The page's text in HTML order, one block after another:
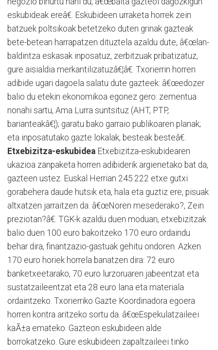
eskubideak ereâ€. Eskubideen urraketa horrek zein
batzuek poltsikoak betetzeko duten grinak gazteak
bete-betean harrapatzen dituztela azaldu dute, â€œlan-
baldintza eskasak inposatuz, zerbitzuak pribatizatuz,
gure aisialdia merkantilizatuzâ€¦â€. Txorierrin horren
adibide ugari dagoela salatu dute gazteek: â€œedozer
balio du etekin ekonomikoa egonez gero: zementua
nonahi sartu, Ama Lurra suntsituz (AHT, PTP,
barianteakâ€¦); garatu bako garraio publikoaren planak;
eta inposatutako gazte lokalak, besteak besteâ€.
Etxebizitza-eskubidea Etxebizitza-eskubidearen
ukazioa zanpaketa horren adibiderik argienetako bat da,
gazteen ustez. Euskal Herrian 245.222 etxe gutxi
gorabehera daude hutsik eta, hala eta guztiz ere, pisuak
altxatzen jarraitzen da. â€œNoren mesederako?, Zein
preziotan?â€. TGK-k azaldu duen moduan, etxebizitzak
balio duen 100 euro bakoitzeko 170 euro ordaindu
behar dira, finantzazio-gastuak gehitu ondoren. Azken
170 euro horiek horrela banatzen dira: 72 euro
banketxeetarako, 70 euro lurzoruaren jabeentzat eta
sustatzaileentzat eta 28 euro lana eta materiala
ordaintzeko. Txorierriko Gazte Koordinadora egoera
horren kontra aritzeko sortu da. â€œEspekulatzaileei
kaÃ±a emateko. Gazteon eskubideen alde
borrokatzeko. Gure eskubideen zapaltzaileei tinko